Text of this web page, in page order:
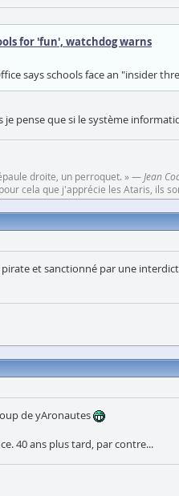
for 'fun', watchdog warns
says schools face an "insider
pense que si le système
droite, un perroquet. » —Jean
cela que j'apprécie les Ataris, ils
et sanctionné par une
de yAronautes
40 ans plus tard, par contre...